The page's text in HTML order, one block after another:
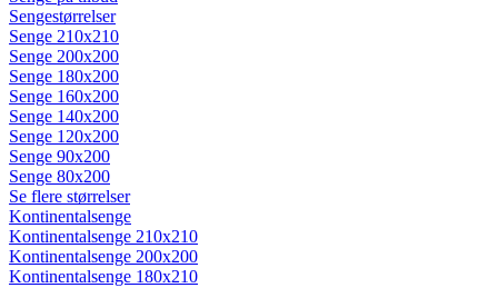
Sengestørrelser
Senge 210x210
Senge 200x200
Senge 180x200
Senge 160x200
Senge 140x200
Senge 120x200
Senge 90x200
Senge 80x200
Se flere størrelser
Kontinentalsenge
Kontinentalsenge 210x210
Kontinentalsenge 200x200
Kontinentalsenge 180x210